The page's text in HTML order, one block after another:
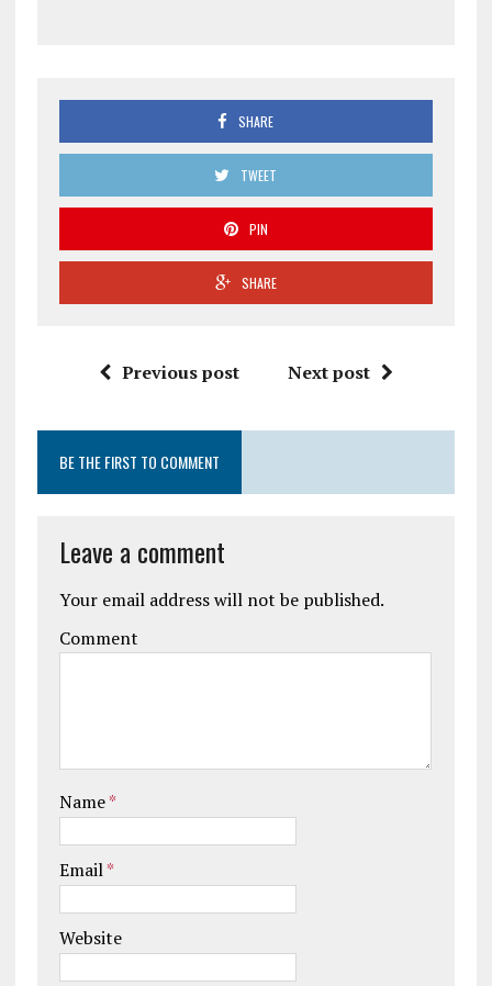
SHARE
TWEET
PIN
SHARE
Previous post Next post
BE THE FIRST TO COMMENT
Leave a comment
Your email address will not be published.
Comment
Name*
Email*
Website